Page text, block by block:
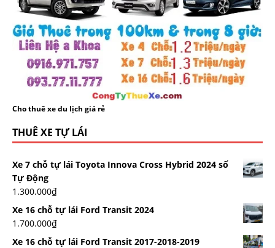
Cho thuê xe du lịch giá rẻ
THUÊ XE TỰ LÁI
Xe 7 chỗ tự lái Toyota Innova Cross Hybrid 2024 số
Tự Động
1.300.000₫
Xe 16 chỗ tự lái Ford Transit 2024
1.700.000₫
Xe 16 chỗ tự lái Ford Transit 2017-2018-2019